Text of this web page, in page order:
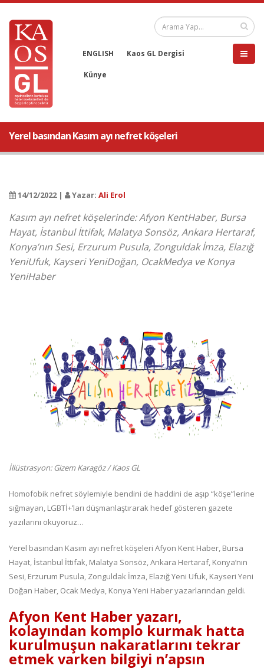
ENGLISH Kaos GL Dergisi
Künye
Yerel basından Kasım ayı nefret köşeleri
14/12/2022 | Yazar: Ali Erol
Kasım ayı nefret köşelerinde: Afyon KentHaber, Bursa
Hayat, İstanbul İttifak, Malatya Sonsöz, Ankara Hertaraf,
Konya’nın Sesi, Erzurum Pusula, Zonguldak İmza, Elazığ
YeniUfuk, Kayseri YeniDoğan, OcakMedya ve Konya
YeniHaber
İllüstrasyon: Gizem Karagöz / Kaos GL
Homofobik nefret söylemiyle bendini de haddini de aşıp “köşe”lerine
sığmayan, LGBTİ+’ları düşmanlaştırarak hedef gösteren gazete
yazılarını okuyoruz…
Yerel basından Kasım ayı nefret köşeleri Afyon Kent Haber, Bursa
Hayat, İstanbul İttifak, Malatya Sonsöz, Ankara Hertaraf, Konya’nın
Sesi, Erzurum Pusula, Zonguldak İmza, Elazığ Yeni Ufuk, Kayseri Yeni
Doğan Haber, Ocak Medya, Konya Yeni Haber yazarlarından geldi.
Afyon Kent Haber yazarı,
kolayından komplo kurmak hatta
kurulmuşun nakaratlarını tekrar
etmek varken bilgiyi n’apsın